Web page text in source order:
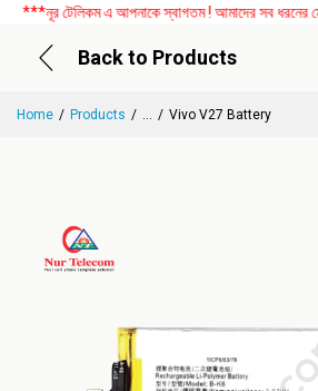
টেলিকম এ আপনাকে স্বাগতম ! আমাদের সব ধরনের
Back to Products
Home Products ... Vivo V27 Battery